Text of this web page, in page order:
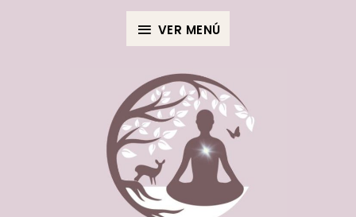
SOBRE
LA
CABECERA
VER MENÚ
VER
MENÚ